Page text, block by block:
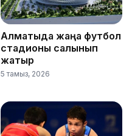
Алматыда жаңа футбол
стадионы салынып
жатыр
5 тамыз, 2026